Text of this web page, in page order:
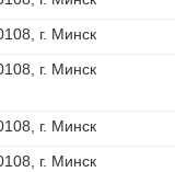
г. Минск
г. Минск
г. Минск
г. Минск